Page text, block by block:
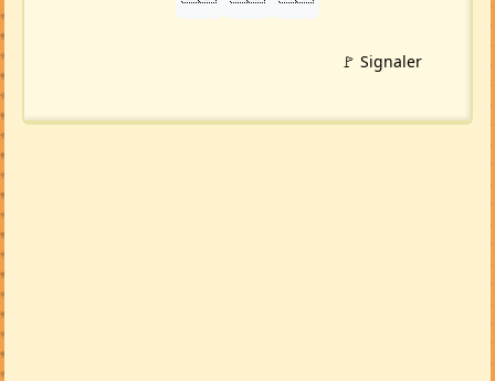
🚩 Signaler